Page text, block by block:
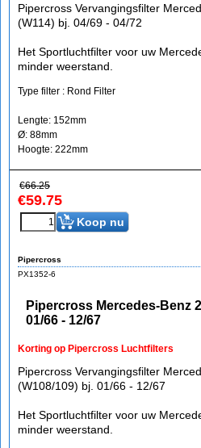
Pipercross Vervangingsfilter
(W114) bj. 04/69 - 04/72
Het Sportluchtfilter voor uw
minder weerstand.
Type filter : Rond Filter
Lengte: 152mm
Ø: 88mm
Hoogte: 222mm
€66.25
€59.75
Koop nu
Pipercross
PX1352-6
Pipercross Mercedes-Benz
01/66 - 12/67
Korting op Pipercross Luchtfilters
Pipercross Vervangingsfilter
(W108/109) bj. 01/66 - 12/67
Het Sportluchtfilter voor uw
minder weerstand.